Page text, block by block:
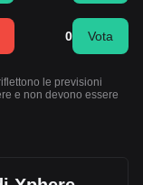
0 Vota
le previsioni
e non devono essere